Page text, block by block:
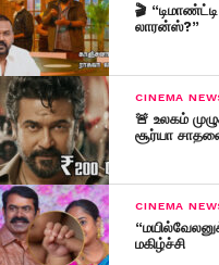
🎬
லாரன்ஸ்?”
CINEMA
🚨 உலகம்
சூர்யா
CINEMA
மகிழ்ச்சி